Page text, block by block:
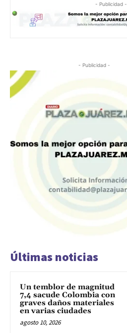
- Publicidad -
- Publicidad -
Últimas noticias
Un temblor de magnitud
7,4 sacude Colombia con
graves daños materiales
en varias ciudades
agosto 10, 2026